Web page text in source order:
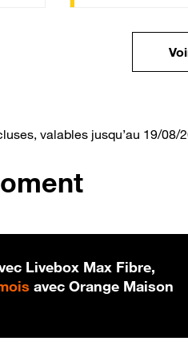
valables jusqu’au 19/08/
Livebox Max Fibre,
20 € par mois
avec Orange Maison